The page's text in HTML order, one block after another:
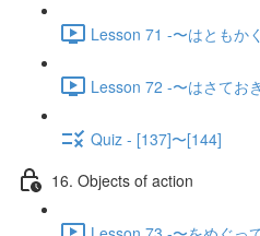
Lesson 71 -〜はともか
Lesson 72 -〜はさてお
Quiz - [137]〜[144]
16. Objects of action